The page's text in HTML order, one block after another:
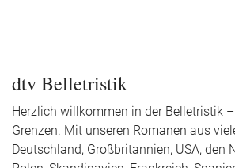
dtv Belletristik
Herzlich willkommen in der Belletristik
Grenzen. Mit unseren Romanen aus
Deutschland, Großbritannien, USA, den